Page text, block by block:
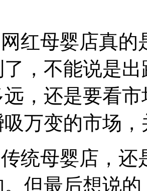
红母婴店真的
，不能说是
，还是要看
万变的市场
统母婴店，
但最后想说